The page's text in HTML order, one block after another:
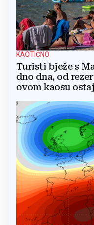
KAOTIČNO
Turisti bježe s
dno dna, od
ovom kaosu